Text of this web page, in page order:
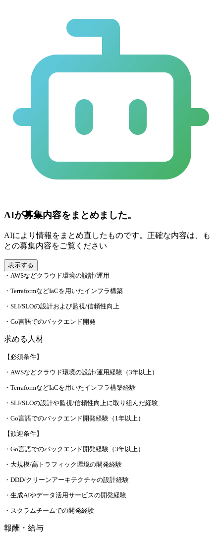
AIが募集内容をまとめました。
AIにより情報をまとめ直したものです。正確な内容は、も
との募集内容をご覧ください
表示する
・AWSなどクラウド環境の設計/運用
・TerraformなどIaCを用いたインフラ構築
・SLI/SLOの設計および監視/信頼性向上
・Go言語でのバックエンド開発
求める人材
【必須条件】
・AWSなどクラウド環境の設計/運用経験（3年以上）
・TerraformなどIaCを用いたインフラ構築経験
・SLI/SLOの設計や監視/信頼性向上に取り組んだ経験
・Go言語でのバックエンド開発経験（1年以上）
【歓迎条件】
・Go言語でのバックエンド開発経験（3年以上）
・大規模/高トラフィック環境の開発経験
・DDD/クリーンアーキテクチャの設計経験
・生成AIやデータ活用サービスの開発経験
・スクラムチームでの開発経験
報酬・給与